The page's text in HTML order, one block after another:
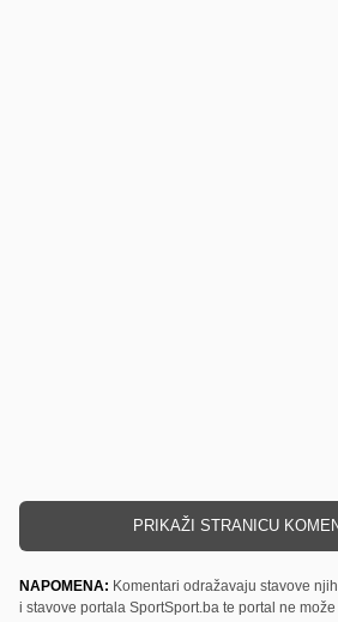
PRIKAŽI STRANICU
NAPOMENA: Komentari odražavaju stavove
i stavove portala SportSport.ba te portal ne